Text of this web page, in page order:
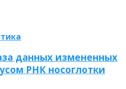
данных измененных
РНК носоглотки